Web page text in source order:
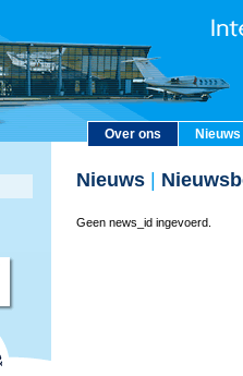
Over ons Nieuws
Nieuws
Geen news_id ingevoerd.